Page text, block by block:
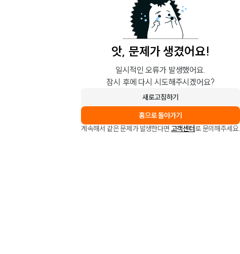
앗, 문제가 생겼어요!
일시적인 오류가 발생했어요.
잠시 후에 다시 시도해주시겠어요?
새로고침하기
홈으로 돌아가기
계속해서 같은 문제가 발생한다면 고객센터로 문의해주세요.